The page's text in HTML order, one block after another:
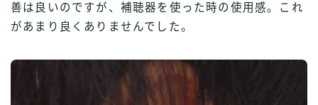
善は良いのですが、補聴器を使った時の使用感。これ
があまり良くありませんでした。